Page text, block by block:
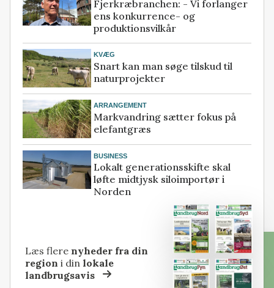
Fjerkræbranchen: - Vi forlanger
ens konkurrence- og
produktionsvilkår
KVÆG
Snart kan man søge tilskud til
naturprojekter
ARRANGEMENT
Markvandring sætter fokus på
elefantgræs
BUSINESS
Lokalt generationsskifte skal
løfte midtjysk siloimportør i
Norden
Læs flere nyheder fra din
region i dinlokale
landbrugsavis